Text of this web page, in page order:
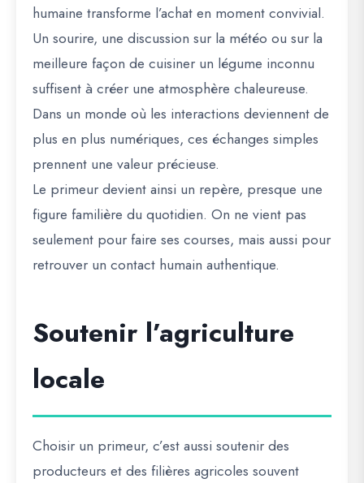
humaine transforme l’achat en moment convivial.
Un sourire, une discussion sur la météo ou sur la
meilleure façon de cuisiner un légume inconnu
suffisent à créer une atmosphère chaleureuse.
Dans un monde où les interactions deviennent de
plus en plus numériques, ces échanges simples
prennent une valeur précieuse.
Le primeur devient ainsi un repère, presque une
figure familière du quotidien. On ne vient pas
seulement pour faire ses courses, mais aussi pour
retrouver un contact humain authentique.
Soutenir l’agriculture
locale
Choisir un primeur, c’est aussi soutenir des
producteurs et des filières agricoles souvent